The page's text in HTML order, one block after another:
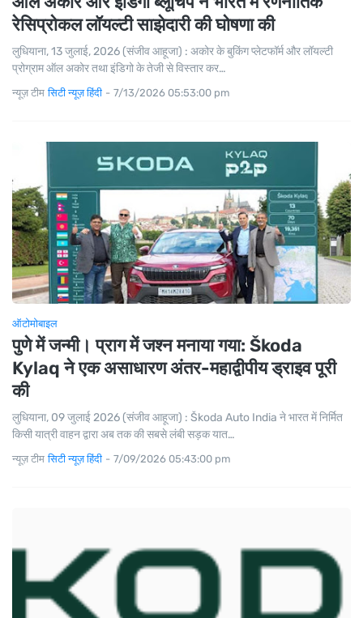
रेसिप्रोकल लॉयल्टी साझेदारी की घोषणा की
लुधियाना, 13 जुलाई, 2026 (संजीव आहूजा) : अकोर के बुकिंग प्लेटफॉर्म और लॉयल्टी
प्रोग्राम ऑल अकोर तथा इंडिगो के तेजी से विस्तार कर…
न्यूज़ टीम सिटी न्यूज़ हिंदी - 7/13/2026 05:53:00 pm
ऑटोमोबाइल
पुणे में जन्मी। प्राग में जश्न मनाया गया: Škoda
Kylaq ने एक असाधारण अंतर-महाद्वीपीय ड्राइव पूरी
की
लुधियाना, 09 जुलाई 2026 (संजीव आहूजा) : Škoda Auto India ने भारत में निर्मित
किसी यात्री वाहन द्वारा अब तक की सबसे लंबी सड़क यात…
न्यूज़ टीम सिटी न्यूज़ हिंदी - 7/09/2026 05:43:00 pm